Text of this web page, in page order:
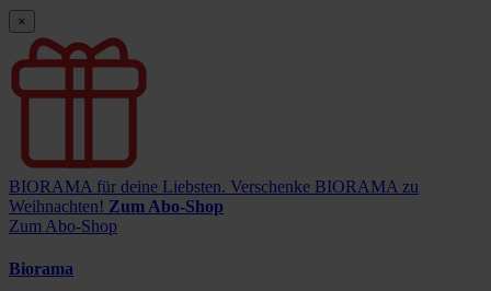
×
BIORAMA für deine Liebsten. Verschenke BIORAMA zu
Weihnachten! Zum Abo-Shop
Zum Abo-Shop
Biorama